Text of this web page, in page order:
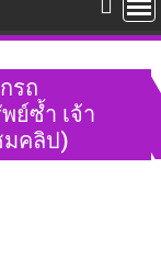
รถ
ย์ซ้ำ เจ้า
คลิป)